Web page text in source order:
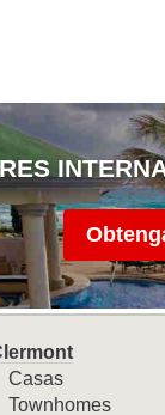
Casas
Townhomes